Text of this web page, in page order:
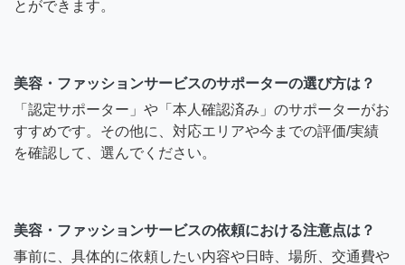
とができます。
美容・ファッションサービスのサポーターの選び方は？
「認定サポーター」や「本人確認済み」のサポーターがお
すすめです。その他に、対応エリアや今までの評価/実績
を確認して、選んでください。
美容・ファッションサービスの依頼における注意点は？
事前に、具体的に依頼したい内容や日時、場所、交通費や